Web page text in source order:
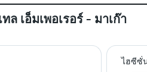
เอ็มเพอเรอร์ - มาเก๊า
ไฮซีซั่